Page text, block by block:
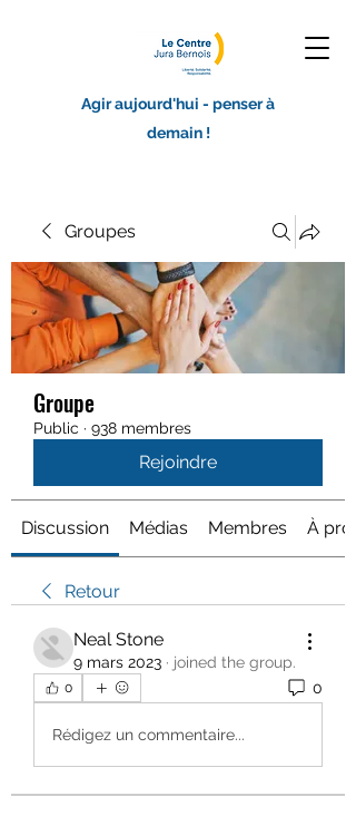
Agir aujourd'hui - penser à
demain !
Groupes
Groupe
Public · 938 membres
Rejoindre
Discussion Médias Membres À
Retour
Neal Stone
9 mars 2023 · joined the group.
0 0
Rédigez un commentaire...